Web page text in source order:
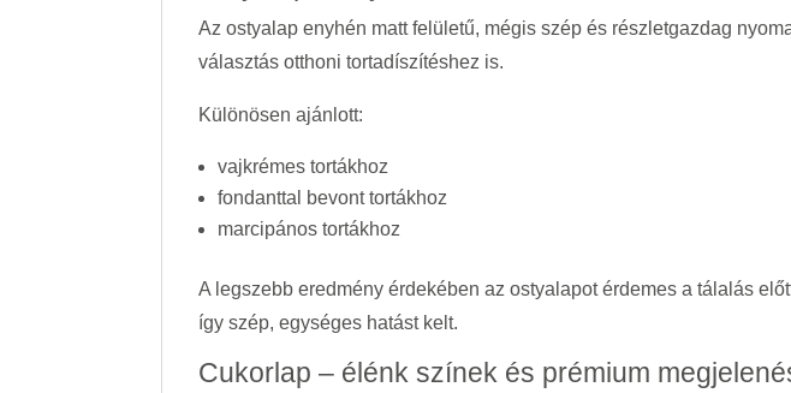
Az ostyalap enyhén matt felületű, mégis szép és részletgazdag
választás otthoni tortadíszítéshez is.
Különösen ajánlott:
vajkrémes tortákhoz
fondanttal bevont tortákhoz
marcipános tortákhoz
A legszebb eredmény érdekében az ostyalapot érdemes a tálalás
így szép, egységes hatást kelt.
Cukorlap – élénk színek és prémium